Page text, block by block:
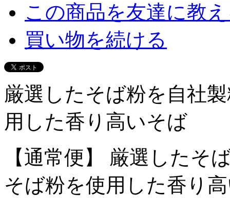
この商品を友達に教
買い物を続ける
厳選したそば粉を自社
用した香り高いそば
【通常便】 厳選したそ
そば粉を使用した香り